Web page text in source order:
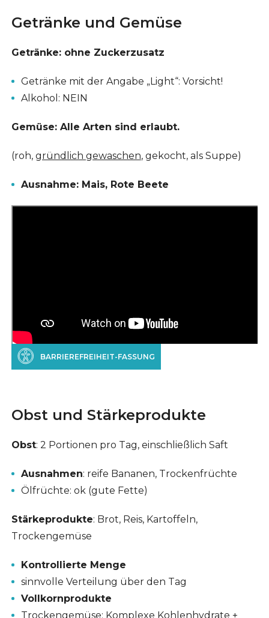
Getränke und Gemüse
Getränke: ohne Zuckerzusatz
Getränke mit der Angabe „Light“: Vorsicht!
Alkohol: NEIN
Gemüse: Alle Arten sind erlaubt.
(roh, gründlich gewaschen, gekocht, als Suppe)
Ausnahme: Mais, Rote Beete
BARRIEREFREIHEIT-FASSUNG
Obst und Stärkeprodukte
Obst: 2 Portionen pro Tag, einschließlich Saft
Ausnahmen: reife Bananen, Trockenfrüchte
Ölfrüchte: ok (gute Fette)
Stärkeprodukte: Brot, Reis, Kartoffeln,
Trockengemüse
Kontrollierte Menge
sinnvolle Verteilung über den Tag
Vollkornprodukte
Trockengemüse: Komplexe Kohlenhydrate +